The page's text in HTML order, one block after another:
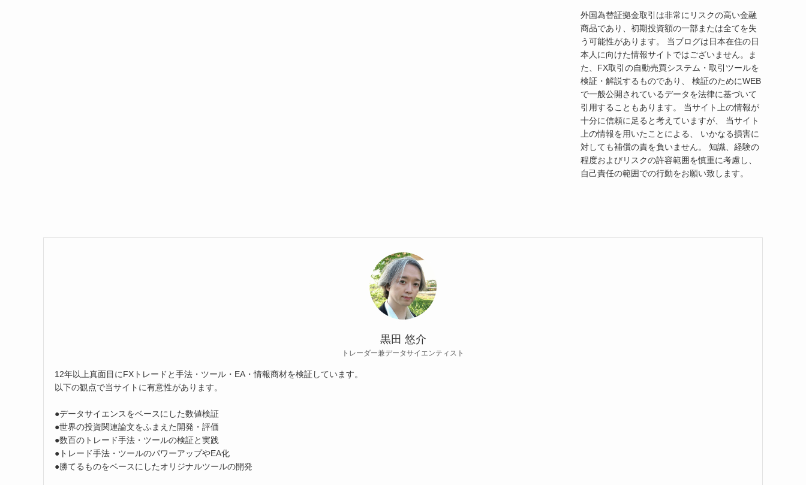
外国為替証拠金取引は非常にリスクの高い金融
商品であり、初期投資額の一部または全てを失
う可能性があります。 当ブログは日本在住の日
本人に向けた情報サイトではございません。ま
た、FX取引の自動売買システム・取引ツールを
検証・解説するものであり、 検証のためにWEB
で一般公開されているデータを法律に基づいて
引用することもあります。 当サイト上の情報が
十分に信頼に足ると考えていますが、 当サイト
上の情報を用いたことによる、 いかなる損害に
対しても補償の責を負いません。 知識、経験の
程度およびリスクの許容範囲を慎重に考慮し、
自己責任の範囲での行動をお願い致します。
黒田 悠介
トレーダー兼データサイエンティスト
12年以上真面目にFXトレードと手法・ツール・EA・情報商材を検証しています。
以下の観点で当サイトに有意性があります。
●データサイエンスをベースにした数値検証
●世界の投資関連論文をふまえた開発・評価
●数百のトレード手法・ツールの検証と実践
●トレード手法・ツールのパワーアップやEA化
●勝てるものをベースにしたオリジナルツールの開発